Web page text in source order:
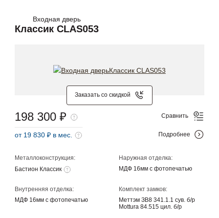
Входная дверь
Классик CLAS053
Заказать со скидкой
Металлоконструкция:
Бастион Классик
Наружная отделка:
МДФ 16мм с фотопечатью
Внутренняя отделка:
МДФ 16мм с фотопечатью
Комплект замков:
Меттэм ЗВ8 341.1.1 сув. б/р
Mottura 84.515 цил. б/р
198 300 ₽
от 19 830 ₽ в мес.
Сравнить
Подробнее